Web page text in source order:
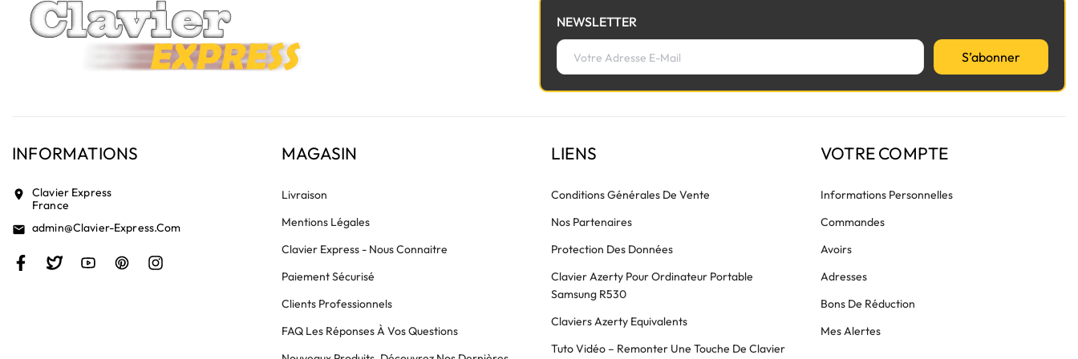
NEWSLETTER
S’abonner
INFORMATIONS
location_on
Clavier Express
France
email Admin@clavier-Express.com
MAGASIN
Livraison
Mentions Légales
Clavier Express - Nous Connaitre
Paiement Sécurisé
Clients Professionnels
FAQ Les Réponses À Vos Questions
LIENS
Conditions Générales De Vente
Nos Partenaires
Protection Des Données
Clavier Azerty Pour Ordinateur Portable
Samsung R530
Claviers Azerty Equivalents
Tuto Vidéo – Remonter Une Touche De Clavier
VOTRE COMPTE
Informations Personnelles
Commandes
Avoirs
Adresses
Bons De Réduction
Mes Alertes